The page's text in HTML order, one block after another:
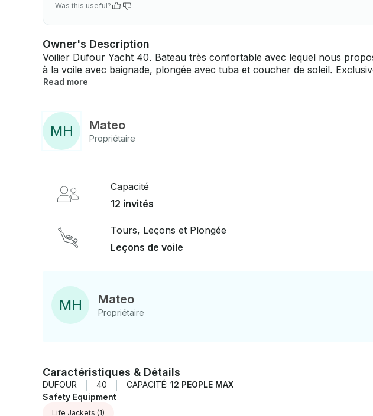
Was this useful?
Owner's Description
Voilier Dufour Yacht 40. Bateau très confortable avec lequel nous
à la voile avec baignade, plongée avec tuba et coucher de soleil.
skipper. Capacité maximale de 12 personnes. Si vous avez des questions, nous pouvons y
personnalisée.
Read more
MH Mateo
Propriétaire
Capacité
12 invités
Tours, Leçons et Plongée
Leçons de voile
MH Mateo
Propriétaire
Caractéristiques & Détails
DUFOUR 40 CAPACITÉ: 12 PEOPLE MAX
Safety Equipment
Life Jackets (1)